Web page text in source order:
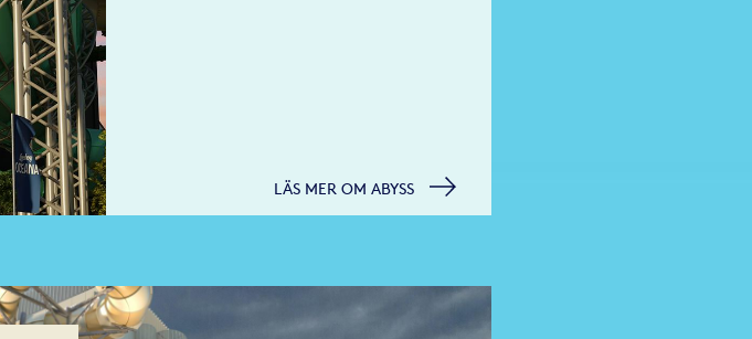
LÄS MER OM ABYSS